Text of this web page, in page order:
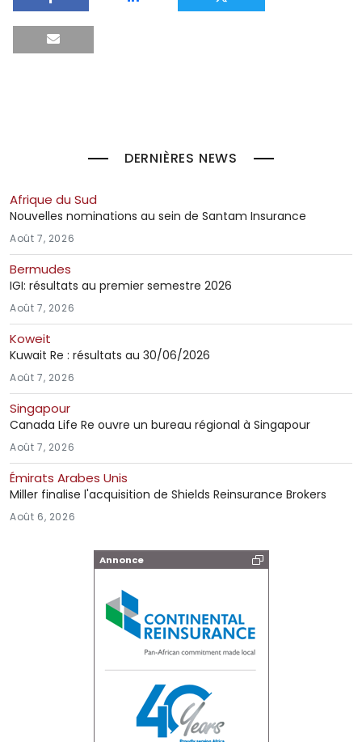
DERNIÈRES NEWS
Afrique du Sud
Nouvelles nominations au sein de Santam Insurance
Août 7, 2026
Bermudes
IGI: résultats au premier semestre 2026
Août 7, 2026
Koweit
Kuwait Re : résultats au 30/06/2026
Août 7, 2026
Singapour
Canada Life Re ouvre un bureau régional à Singapour
Août 7, 2026
Émirats Arabes Unis
Miller finalise l'acquisition de Shields Reinsurance Brokers
Août 6, 2026
Annonce